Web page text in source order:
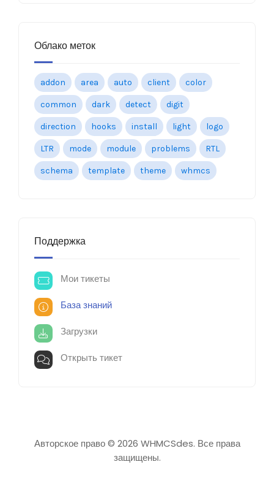
Облако меток
addon area auto client color
common dark detect digit
direction hooks install light logo
LTR mode module problems RTL
schema template theme whmcs
Поддержка
Мои тикеты
База знаний
Загрузки
Открыть тикет
Авторское право © 2026 WHMCSdes. Все права
защищены.